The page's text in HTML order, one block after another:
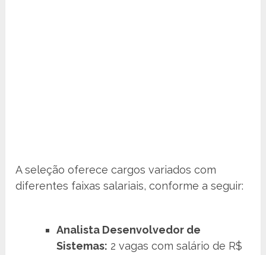
A seleção oferece cargos variados com
diferentes faixas salariais, conforme a seguir:
Analista Desenvolvedor de
Sistemas: 2 vagas com salário de R$